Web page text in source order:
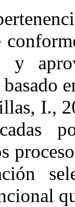
y
I.,